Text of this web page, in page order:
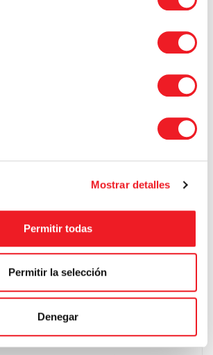
Mostrar detalles
Permitir todas
Permitir la selección
Denegar
6 51 43
200